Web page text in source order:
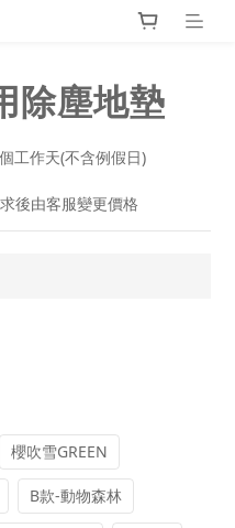
除塵地墊
工作天(不含例假日)
後由客服變更價格
櫻吹雪GREEN
B款-動物森林